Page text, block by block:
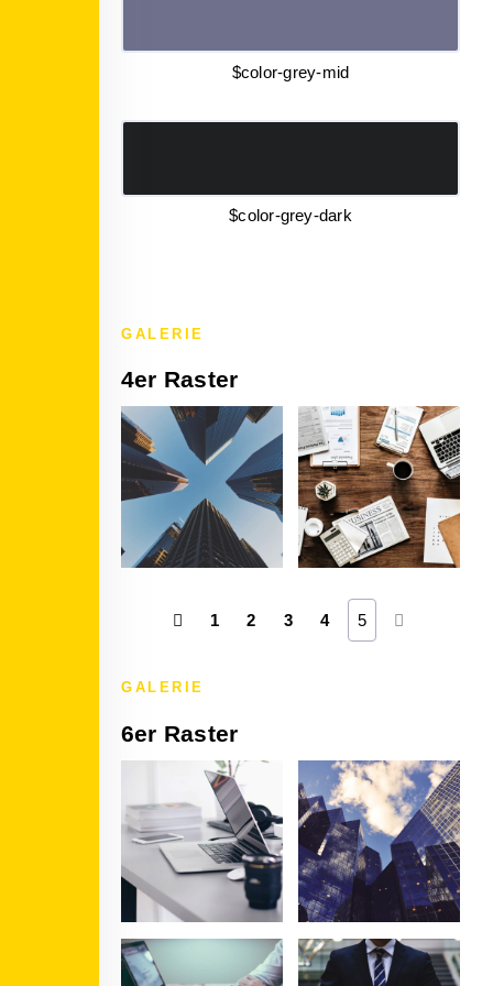
$color-grey-mid
$color-grey-dark
GALERIE
4er Raster
1 2 3 4 5
GALERIE
6er Raster